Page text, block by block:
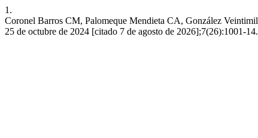
1.
Coronel Barros CM, Palomeque Mendieta CA, González
25 de octubre de 2024 [citado 7 de agosto de 2026];7(26):1001-